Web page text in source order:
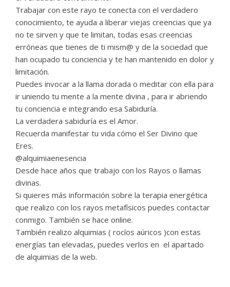
Trabajar con este rayo te conecta con el verdadero
conocimiento, te ayuda a liberar viejas creencias que ya
no te sirven y que te limitan, todas esas creencias
erróneas que tienes de ti mism@ y de la sociedad que
han ocupado tu conciencia y te han mantenido en dolor y
limitación.
Puedes invocar a la llama dorada o meditar con ella para
ir uniendo tu mente a la mente divina , para ir abriendo
tu conciencia e integrando esa Sabiduría.
La verdadera sabiduría es el Amor.
Recuerda manifestar tu vida cómo el Ser Divino que
Eres.
@alquimiaenesencia
Desde hace años que trabajo con los Rayos o llamas
divinas.
Si quieres más información sobre la terapia energética
que realizo con los rayos metafísicos puedes contactar
conmigo. También se hace online.
También realizo alquimias ( rocíos aúricos )con estas
energías tan elevadas, puedes verlos en el apartado
de alquimias de la web.